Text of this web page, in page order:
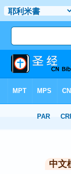
> 耶利米書 1
中文